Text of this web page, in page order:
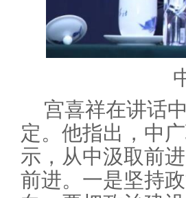
宫喜祥在讲话
定。他指出，中
示，从中汲取前
前进。一是坚持